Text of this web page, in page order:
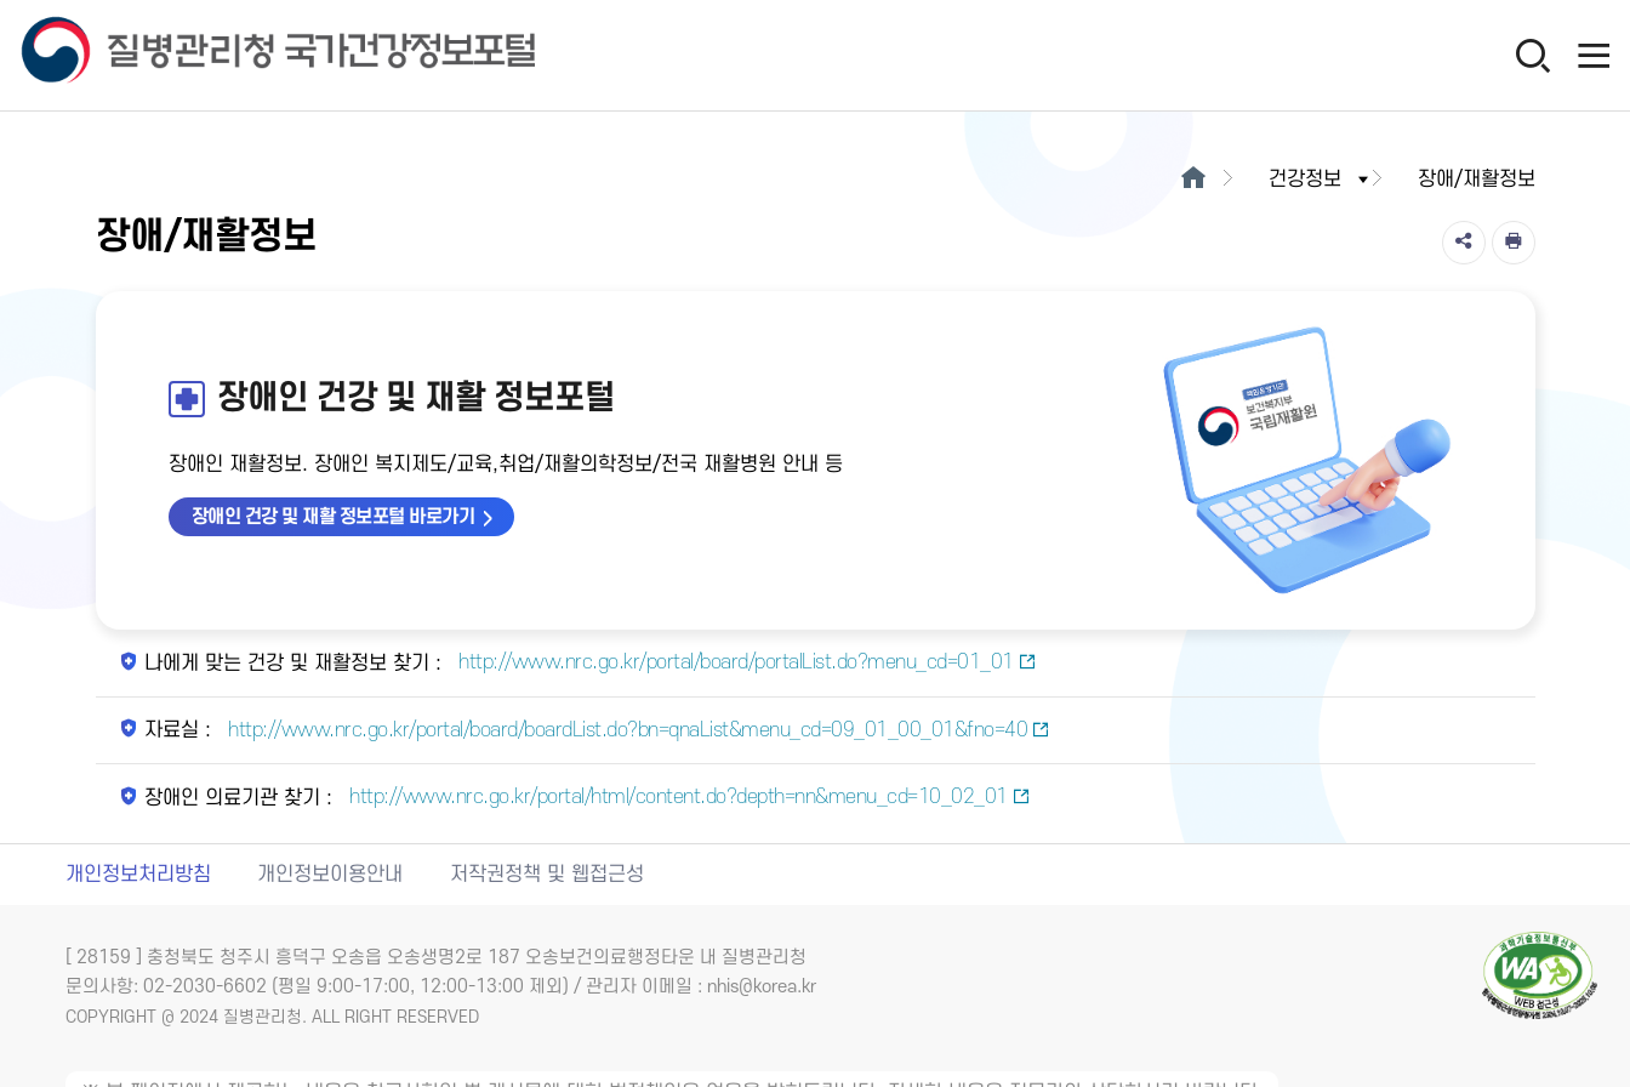
건강정보 장애/재활정보
장애/재활정보
장애인 건강 및 재활 정보포털
장애인 재활정보. 장애인 복지제도/교육,취업/재활의학정보/전국 재활병원 안내 등
장애인 건강 및 재활 정보포털 바로가기
나에게 맞는 건강 및 재활정보 찾기 : http://www.nrc.go.kr/portal/board/portalList.do?menu_cd=01_01
자료실 : http://www.nrc.go.kr/portal/board/boardList.do?bn=qnaList&menu_cd=09_01_00_01&fno=40
장애인 의료기관 찾기 : http://www.nrc.go.kr/portal/html/content.do?depth=nn&menu_cd=10_02_01
개인정보처리방침 개인정보이용안내 저작권정책 및 웹접근성
[ 28159 ] 충청북도 청주시 흥덕구 오송읍 오송생명2로 187 오송보건의료행정타운 내 질병관리청
문의사항: 02-2030-6602 (평일 9:00-17:00, 12:00-13:00 제외) / 관리자 이메일 : nhis@korea.kr
COPYRIGHT @ 2024 질병관리청. ALL RIGHT RESERVED